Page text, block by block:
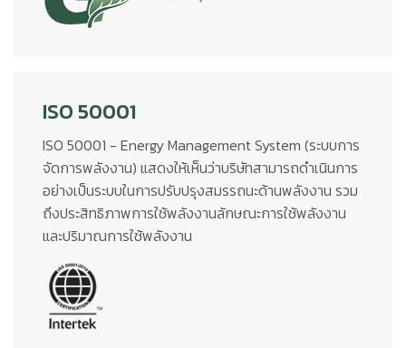
ISO 50001
ISO 50001 - Energy Management System (ระบบการ
จัดการพลังงาน) แสดงให้เห็นว่าบริษัทสามารถดำเนินการ
อย่างเป็นระบบในการปรับปรุงสมรรถนะด้านพลังงาน รวม
ถึงประสิทธิภาพการใช้พลังงานลักษณะการใช้พลังงาน
และปริมาณการใช้พลังงาน